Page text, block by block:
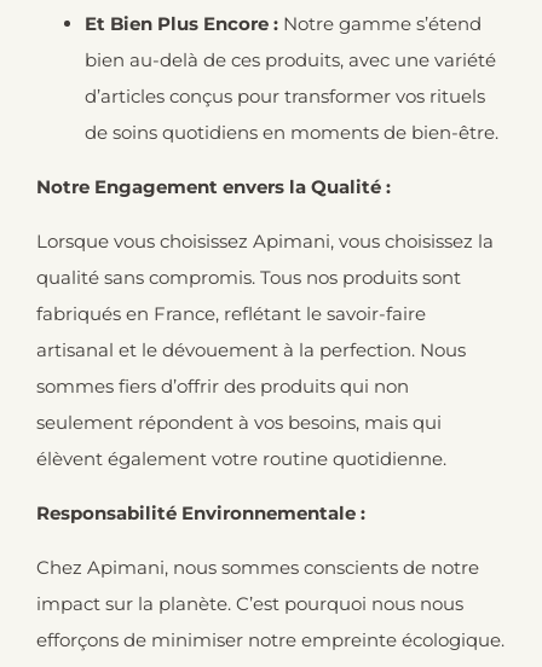
Et Bien Plus Encore : Notre gamme s’étend
bien au-delà de ces produits, avec une variété
d’articles conçus pour transformer vos rituels
de soins quotidiens en moments de bien-être.
Notre Engagement envers la Qualité :
Lorsque vous choisissez Apimani, vous choisissez la
qualité sans compromis. Tous nos produits sont
fabriqués en France, reflétant le savoir-faire
artisanal et le dévouement à la perfection. Nous
sommes fiers d’offrir des produits qui non
seulement répondent à vos besoins, mais qui
élèvent également votre routine quotidienne.
Responsabilité Environnementale :
Chez Apimani, nous sommes conscients de notre
impact sur la planète. C’est pourquoi nous nous
efforçons de minimiser notre empreinte écologique.